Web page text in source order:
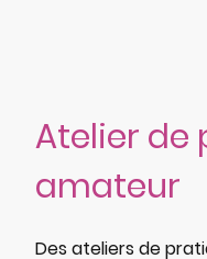
Atelier de
amateur
Des ateliers de